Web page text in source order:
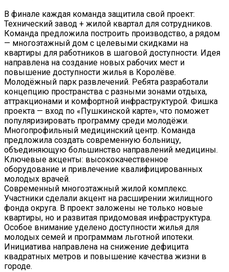
В финале каждая команда защитила свой проект:
Технический завод + жилой квартал для сотрудников.
Команда предложила построить производство, а рядом
— многоэтажный дом с целевыми скидками на
квартиры для работников в шаговой доступности. Идея
направлена на создание новых рабочих мест и
повышение доступности жилья в Королёве.
Молодёжный парк развлечений. Ребята разработали
концепцию пространства с разными зонами отдыха,
аттракционами и комфортной инфраструктурой. Фишка
проекта — вход по «Пушкинской карте», что поможет
популяризировать программу среди молодёжи.
Многопрофильный медицинский центр. Команда
предложила создать современную больницу,
объединяющую большинство направлений медицины.
Ключевые акценты: высококачественное
оборудование и привлечение квалифицированных
молодых врачей.
Современный многоэтажный жилой комплекс.
Участники сделали акцент на расширении жилищного
фонда округа. В проект заложены не только новые
квартиры, но и развитая придомовая инфраструктура.
Особое внимание уделено доступности жилья для
молодых семей и программам льготной ипотеки.
Инициатива направлена на снижение дефицита
квадратных метров и повышение качества жизни в
городе.